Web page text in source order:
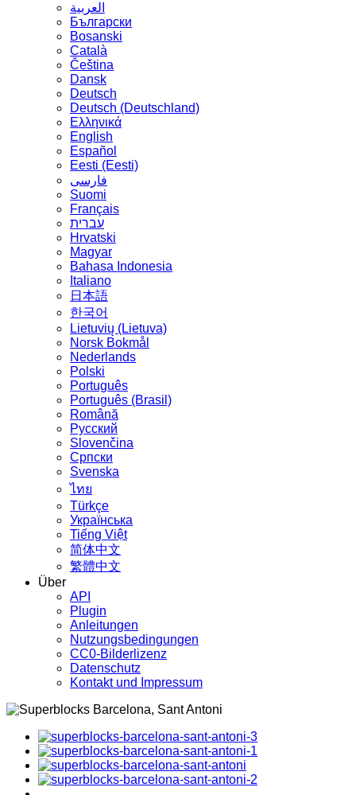
العربية
Български
Bosanski
Сatalà
Čeština
Dansk
Deutsch
Deutsch (Deutschland)
Ελληνικά
English
Español
Eesti (Eesti)
فارسی
Suomi
Français
עברית
Hrvatski
Magyar
Bahasa Indonesia
Italiano
日本語
한국어
Lietuvių (Lietuva)
‪Norsk Bokmål‬
Nederlands
Polski
Português
Português (Brasil)
Română
Русский
Slovenčina
Српски
Svenska
ไทย
Türkçe
Українська
Tiếng Việt
简体中文
繁體中文
Über
API
Plugin
Anleitungen
Nutzungsbedingungen
CC0-Bilderlizenz
Datenschutz
Kontakt und Impressum